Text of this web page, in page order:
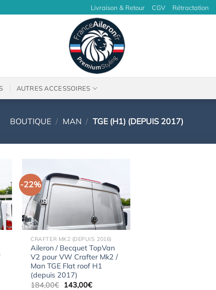
Livraison & Retour CGV Rétractation
AUTRES ACCESSOIRES
BOUTIQUE / MAN / TGE (H1) (DEPUIS 2017)
-22%
CRAFTER MK2 (DEPUIS 2016)
Aileron / Becquet TopVan
V2 pour VW Crafter Mk2 /
Man TGE Flat roof H1
(depuis 2017)
184,00€ Le
143,00€Le